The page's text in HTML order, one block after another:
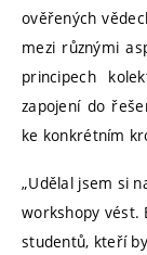
ověřených
mezi různými
principech
zapojení do
ke konkrétním
„Udělal jsem si
workshopy vést.
studentů, kteří